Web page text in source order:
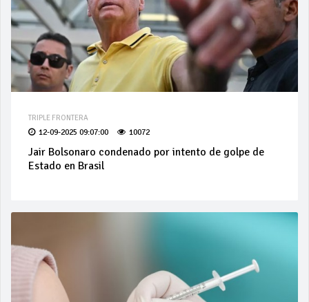
TRIPLE FRONTERA
12-09-2025 09:07:00 10072
Jair Bolsonaro condenado por intento de golpe de
Estado en Brasil